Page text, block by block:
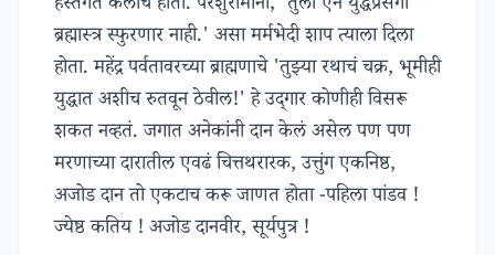
ब्रह्मास्त्र स्फुरणार नाही.' असा मर्मभेदी शाप त्याला दिला
होता. महेंद्र पर्वतावरच्या ब्राह्मणाचे 'तुझ्या रथाचं चक्र, भूमीही
युद्धात अशीच रुतवून ठेवील!' हे उद्‌गार कोणीही विसरू
शकत नव्हतं. जगात अनेकांनी दान केलं असेल पण पण
मरणाच्या दारातील एवढं चित्तथरारक, उत्तुंग एकनिष्ठ,
अजोड दान तो एकटाच करू जाणत होता -पहिला पांडव !
ज्येष्ठ कतिय ! अजोड दानवीर, सूर्यपुत्र !